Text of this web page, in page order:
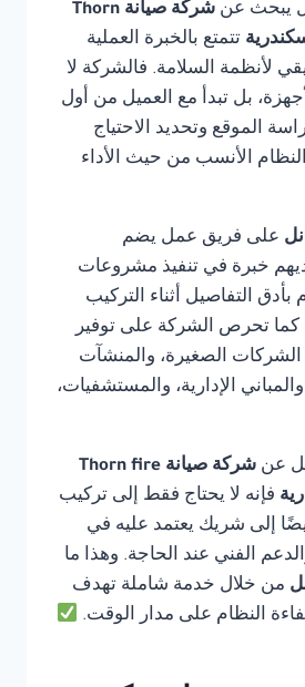
يبحث عن
شركة صيانة Thorn
تتمتع بالخبرة العملية
لأنظمة السلامة. فالشركة لا
بل تبدأ مع العميل من أول
الموقع وتحديد الاحتياج
الأنسب من حيث الأداء
على فريق عمل يضم
خبرة في تنفيذ مشروعات
بأدق التفاصيل أثناء التركيب
كما تحرص الشركة على توفير
الصغيرة، والمنشآت
الإدارية، والمستشفيات،
عن
شركة صيانة Thorn fire
فإنه لا يحتاج فقط إلى تركيب
إلى شريك يعتمد عليه في
الفني عند الحاجة. وهذا ما
من خلال خدمة شاملة تهدف
النظام على مدار الوقت.